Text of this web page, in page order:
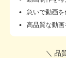
急いで動画
高品質な動
＼ 品